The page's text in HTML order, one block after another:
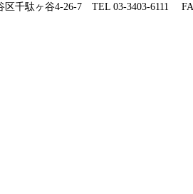
区千駄ヶ谷4-26-7 TEL 03-3403-6111